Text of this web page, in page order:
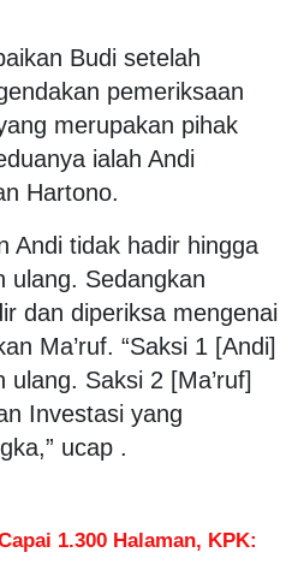
Budi setelah
pemeriksaan
merupakan pihak
ialah Andi
Hartono.
Andi tidak hadir hingga
ulang. Sedangkan
dan diperiksa mengenai
Ma’ruf. “Saksi 1 [Andi]
Saksi 2 [Ma’ruf]
Investasi yang
ucap .
1.300 Halaman, KPK: